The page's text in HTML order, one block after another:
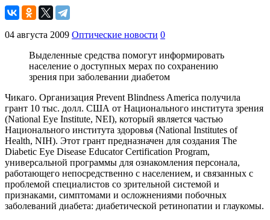
04 августа 2009 Оптические новости 0
Выделенные средства помогут информировать
население о доступных мерах по сохранению
зрения при заболевании диабетом
Чикаго. Организация Prevent Blindness America получила
грант 10 тыс. долл. США от Национального института зрения
(National Eye Institute, NEI), который является частью
Национального института здоровья (National Institutes of
Health, NIH). Этот грант предназначен для создания The
Diabetic Eye Disease Educator Certification Program,
универсальной программы для ознакомления персонала,
работающего непосредственно с населением, и связанных с
проблемой специалистов со зрительной системой и
признаками, симптомами и осложнениями побочных
заболеваний диабета: диабетической ретинопатии и глаукомы.